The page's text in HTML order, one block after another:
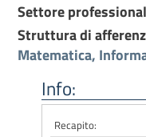
Settore
Struttura di
Matematica,
Info:
Recapito: